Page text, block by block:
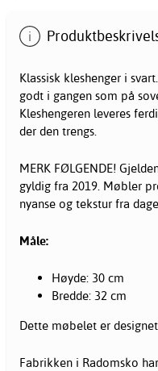
Klassisk kleshenger i
godt i gangen som på
Kleshengeren leveres
der den trengs.
MERK FØLGENDE!
gyldig fra 2019. Møbler
nyanse og tekstur fra
Måle:
Høyde: 30 cm
Bredde: 32 cm
Dette møbelet er
Fabrikken i Radomsko